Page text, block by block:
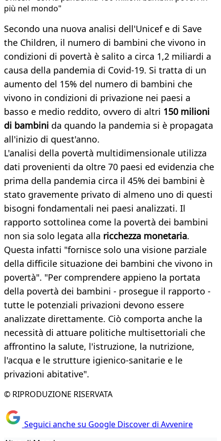
più nel mondo"
Secondo una nuova analisi dell'Unicef e di Save
the Children, il numero di bambini che vivono in
condizioni di povertà è salito a circa 1,2 miliardi a
causa della pandemia di Covid-19. Si tratta di un
aumento del 15% del numero di bambini che
vivono in condizioni di privazione nei paesi a
basso e medio reddito, ovvero di altri 150 milioni
di bambini da quando la pandemia si è propagata
all'inizio di quest'anno.
L'analisi della povertà multidimensionale utilizza
dati provenienti da oltre 70 paesi ed evidenzia che
prima della pandemia circa il 45% dei bambini è
stato gravemente privato di almeno uno di questi
bisogni fondamentali nei paesi analizzati. Il
rapporto sottolinea come la povertà dei bambini
non sia solo legata alla ricchezza monetaria.
Questa infatti "fornisce solo una visione parziale
della difficile situazione dei bambini che vivono in
povertà". "Per comprendere appieno la portata
della povertà dei bambini - prosegue il rapporto -
tutte le potenziali privazioni devono essere
analizzate direttamente. Ciò comporta anche la
necessità di attuare politiche multisettoriali che
affrontino la salute, l'istruzione, la nutrizione,
l'acqua e le strutture igienico-sanitarie e le
privazioni abitative".
© RIPRODUZIONE RISERVATA
Seguici anche su Google Discover di Avvenire